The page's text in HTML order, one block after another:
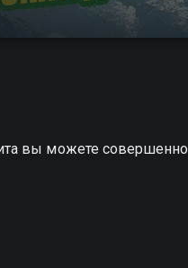
вы можете совершенно